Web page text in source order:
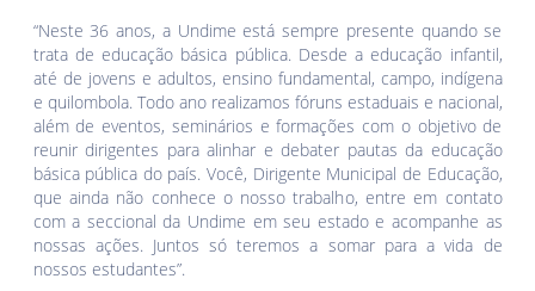
“Neste 36 anos, a Undime está sempre presente quando se
trata de educação básica pública. Desde a educação infantil,
até de jovens e adultos, ensino fundamental, campo, indígena
e quilombola. Todo ano realizamos fóruns estaduais e nacional,
além de eventos, seminários e formações com o objetivo de
reunir dirigentes para alinhar e debater pautas da educação
básica pública do país. Você, Dirigente Municipal de Educação,
que ainda não conhece o nosso trabalho, entre em contato
com a seccional da Undime em seu estado e acompanhe as
nossas ações. Juntos só teremos a somar para a vida de
nossos estudantes”.